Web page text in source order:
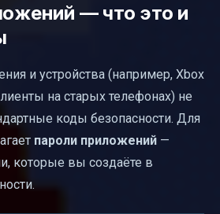
— что это и
и устройства (например, Xbox
на старых телефонах) не
коды безопасности. Для
пароли приложений —
которые вы создаёте в